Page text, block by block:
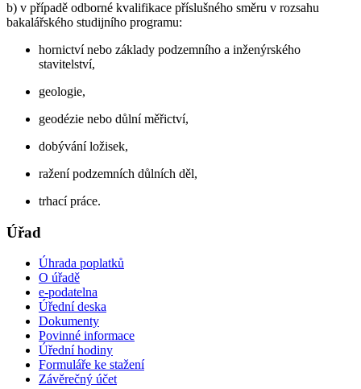
b) v případě odborné kvalifikace příslušného směru v rozsahu
bakalářského studijního programu:
hornictví nebo základy podzemního a inženýrského
stavitelství,
geologie,
geodézie nebo důlní měřictví,
dobývání ložisek,
ražení podzemních důlních děl,
trhací práce.
Úřad
Úhrada poplatků
O úřadě
e-podatelna
Úřední deska
Dokumenty
Povinné informace
Úřední hodiny
Formuláře ke stažení
Závěrečný účet